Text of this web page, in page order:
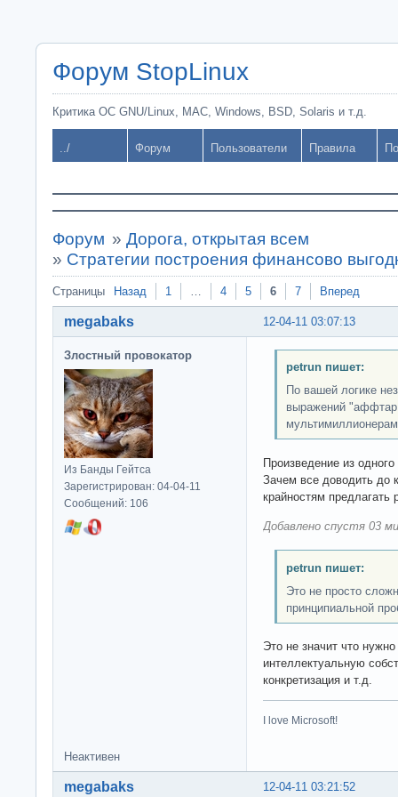
Форум StopLinux
Критика ОС GNU/Linux, MAC, Windows, BSD, Solaris и т.д.
../ Форум Пользователи Правила
Форум » Дорога, открытая всем
» Стратегии построения финансово
Страницы Назад 1 … 4 5 6 7 Вперед
12-04-11 03:07:13
megabaks
Злостный провокатор
Из Банды Гейтса
Зарегистрирован: 04-04-11
Сообщений: 106
petrun пишет:
По вашей логике
выражений
Произведение из
Зачем все доводить до
крайностям предлагать
Добавлено спустя 03
petrun пишет:
Это не просто
принципиальной
Это не значит что
интеллектуальную
конкретизация и т.д.
I love Microsoft!
Неактивен
12-04-11 03:21:52
megabaks